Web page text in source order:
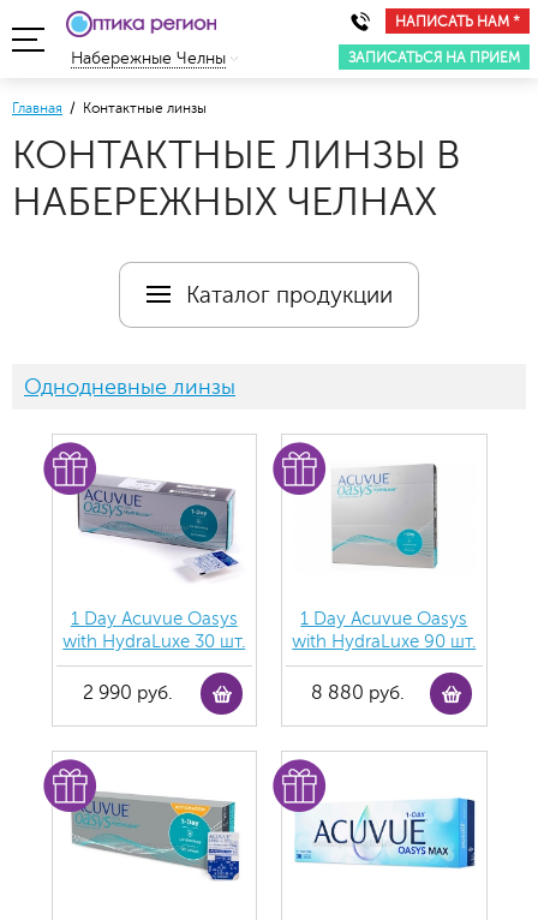
НАПИСАТЬ НАМ *
ЗАПИСАТЬСЯ НА ПРИЕМ
Набережные Челны
Главная / Контактные линзы
КОНТАКТНЫЕ ЛИНЗЫ В
НАБЕРЕЖНЫХ ЧЕЛНАХ
Каталог продукции
Однодневные линзы
1 Day Acuvue Oasys
with HydraLuxe 30 шт.
2 990 руб.
1 Day Acuvue Oasys
with HydraLuxe 90 шт.
8 880 руб.